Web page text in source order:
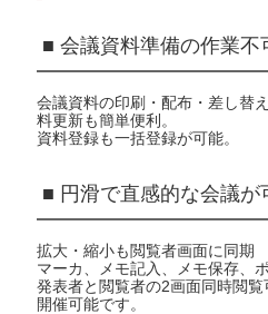
■ 会議資料準備の作業不
会議資料の印刷・配布・差し替
料更新も簡単便利。
資料登録も一括登録が可能。
■ 円滑で直感的な会議が
拡大・縮小も閲覧者画面に同期
マーカ、メモ記入、メモ保存、
発表者と閲覧者の2画面同時閲
開催可能です。